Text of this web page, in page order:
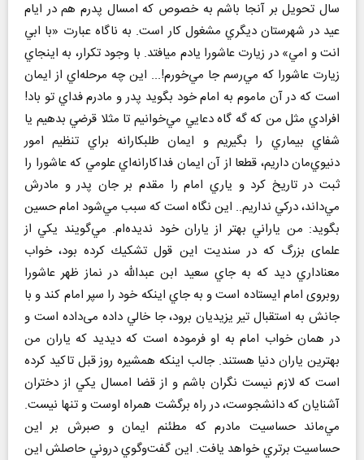
سال تحويل بر آنجا باشم به خصوص كه امسال پدرم هم در ايام
عيد در شهرستان ديگري مشغول كار است. به ناگاه عبارت «با ابي
انت و امي» در زيارت عاشورا يادم ميافتد. با وجود تكرار، به اينجاي
زيارت عاشورا كه مي‌رسم جا مي‌خورم!... اين چه مرحله‌اي از ايمان
است كه در آن ماموم به امام خود بگويد پدر و مادرم فداي تو باد!
افرادي مثل من كه گه گاه دعايي مي‌خوانيم تا مثلا قرضي بدهيم يا
شفاي بيماري را بگيريم و ايمان طلبكارانه براي تنظيم امور
دنيوي‌مان داريم، قطعا از آن ايمان فداكارانه‌اي علومي كه عاشورا را
ثبت در تاريخ كرد و ياري امام را مقدم بر جان پدر و مادرش
مي‌داند، دركي نداريم.. اين نگاه است كه سبب مي‌شود امام حسين
بگويد: من ياراني بهتر از ياران خود نديده‌ام. مي‌گويند يكي از
علمای بزرگ که در سندیت اين قول تشكيك كرده بود، خواب
معناداري ديد كه به جاي سعيد ابن عبدالله در نماز ظهر عاشورا
روبروی امام ايستاده است و به جاي اينكه خود را سپر امام كند و با
جانش به استقبال تير يزيديان برود، جا خالي داده می‌داده است و
در همان خواب امام به او فرموده است كه ديديد كه ياران من
بهترين ياران دنيا هستند. جالب اينكه همشيره روز قبل تاكيد كرده
است كه لازم نيست نگران باشم و از قضا امسال يكي از دختران
آشنايان كه دانشجوست، در راه برگشت همراه اوست و تنها نيست.
مي‌ماند حساسيت مادرم كه مطئنم ايمان و صبرش بر اين
حساسيت برتري خواهد يافت. اين گفت‌وگوي دروني حاصلش اين